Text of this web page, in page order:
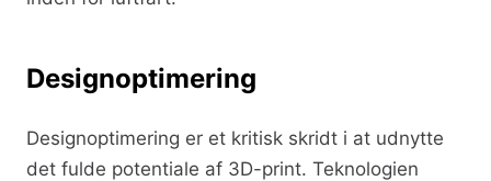
Designoptimering
Designoptimering er et kritisk skridt i at udnytte
det fulde potentiale af 3D-print. Teknologien